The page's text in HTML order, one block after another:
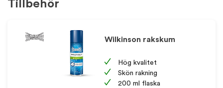
Tillbehör
Wilkinson rakskum
Hög kvalitet
Skön rakning
200 ml flaska